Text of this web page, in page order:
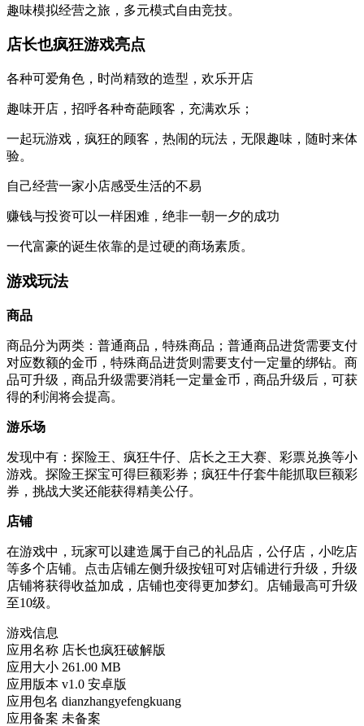
趣味模拟经营之旅，多元模式自由竞技。
店长也疯狂游戏亮点
各种可爱角色，时尚精致的造型，欢乐开店
趣味开店，招呼各种奇葩顾客，充满欢乐；
一起玩游戏，疯狂的顾客，热闹的玩法，无限趣味，随时来体
验。
自己经营一家小店感受生活的不易
赚钱与投资可以一样困难，绝非一朝一夕的成功
一代富豪的诞生依靠的是过硬的商场素质。
游戏玩法
商品
商品分为两类：普通商品，特殊商品；普通商品进货需要支付
对应数额的金币，特殊商品进货则需要支付一定量的绑钻。商
品可升级，商品升级需要消耗一定量金币，商品升级后，可获
得的利润将会提高。
游乐场
发现中有：探险王、疯狂牛仔、店长之王大赛、彩票兑换等小
游戏。探险王探宝可得巨额彩券；疯狂牛仔套牛能抓取巨额彩
券，挑战大奖还能获得精美公仔。
店铺
在游戏中，玩家可以建造属于自己的礼品店，公仔店，小吃店
等多个店铺。点击店铺左侧升级按钮可对店铺进行升级，升级
店铺将获得收益加成，店铺也变得更加梦幻。店铺最高可升级
至10级。
游戏信息
应用名称 店长也疯狂破解版
应用大小 261.00 MB
应用版本 v1.0 安卓版
应用包名 dianzhangyefengkuang
应用备案 未备案